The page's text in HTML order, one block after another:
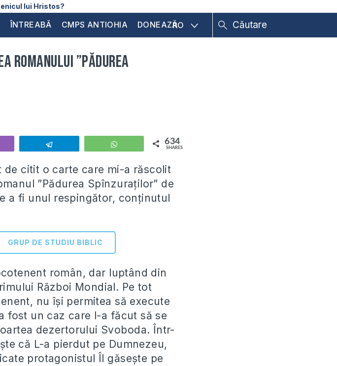
lui Hristos?
ÎNTREABĂ CMPS ANTIOHIA DONEAZĂRO
romanului ”Pădurea
WhatsApp 634
SHARES
de citit o carte care mi-a răscolit
”Pădurea Spînzuraților” de
a fi unul respingător, conținutul
GRUP DE STUDIU BIBLIC
român, dar luptând din
Război Mondial. Pe tot
nu își permitea să execute
fost un caz care l-a făcut să se
dezertorului Svoboda. Într-
că L-a pierdut pe Dumnezeu,
protagonistul Îl găsește pe